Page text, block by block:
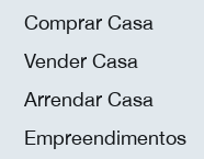
Comprar Casa
Vender Casa
Arrendar Casa
Empreendimentos